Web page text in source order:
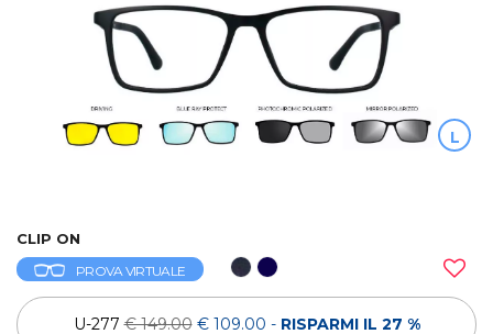
L
CLIP ON
PROVA VIRTUALE
U-277€ 149.00 € 109.00 - RISPARMI IL 27 %